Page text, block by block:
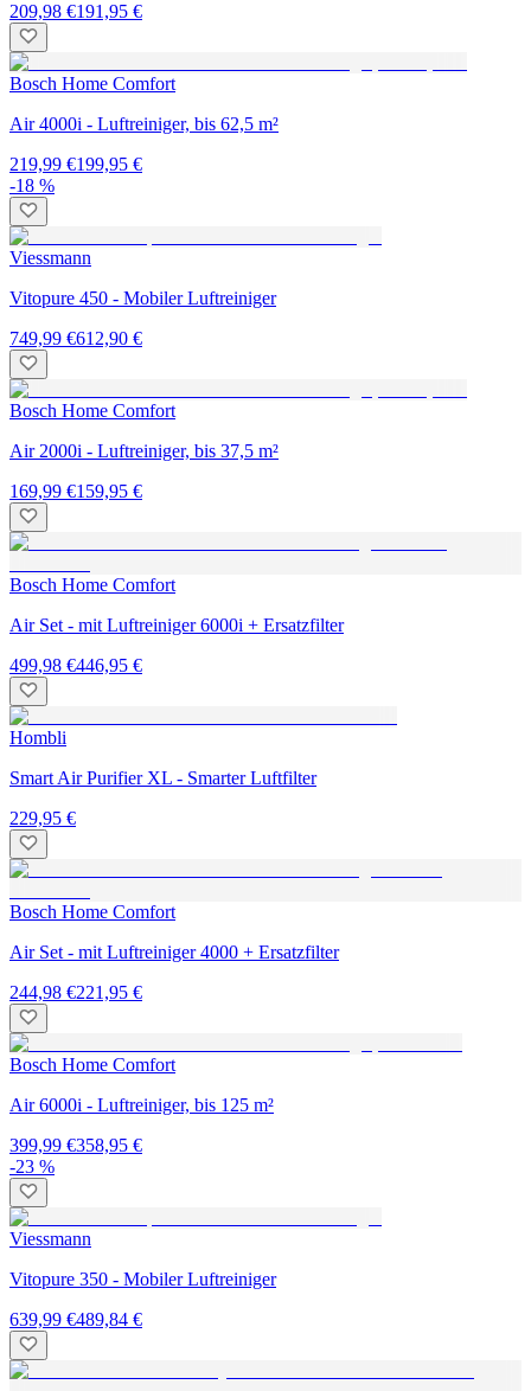
209,98 €191,95 €
Bosch Home Comfort
Air 4000i - Luftreiniger, bis 62,5 m²
219,99 €199,95 €
-18 %
Viessmann
Vitopure 450 - Mobiler Luftreiniger
749,99 €612,90 €
Bosch Home Comfort
Air 2000i - Luftreiniger, bis 37,5 m²
169,99 €159,95 €
Bosch Home Comfort
Air Set - mit Luftreiniger 6000i + Ersatzfilter
499,98 €446,95 €
Hombli
Smart Air Purifier XL - Smarter Luftfilter
229,95 €
Bosch Home Comfort
Air Set - mit Luftreiniger 4000 + Ersatzfilter
244,98 €221,95 €
Bosch Home Comfort
Air 6000i - Luftreiniger, bis 125 m²
399,99 €358,95 €
-23 %
Viessmann
Vitopure 350 - Mobiler Luftreiniger
639,99 €489,84 €